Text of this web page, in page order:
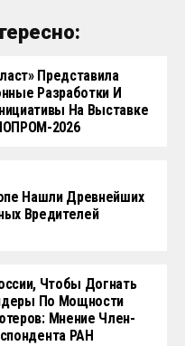
Представила
Разработки И
На Выставке
2026
Нашли Древнейших
Вредителей
Чтобы Догнать
По Мощности
Мнение Член-
РАН